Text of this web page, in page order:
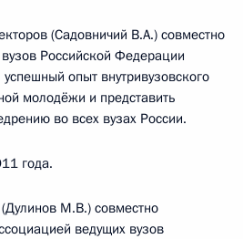
(Садовничий В.А.) совместно
Российской Федерации
опыт внутривузовского
молодёжи и представить
во всех вузах России.
года.
М.В.) совместно
ведущих вузов